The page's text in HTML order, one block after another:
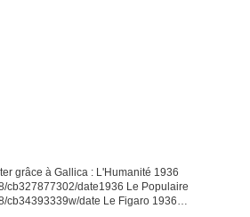
grâce à Gallica : L'Humanité 1936
cb327877302/date1936 Le Populaire
cb34393339w/date Le Figaro 1936